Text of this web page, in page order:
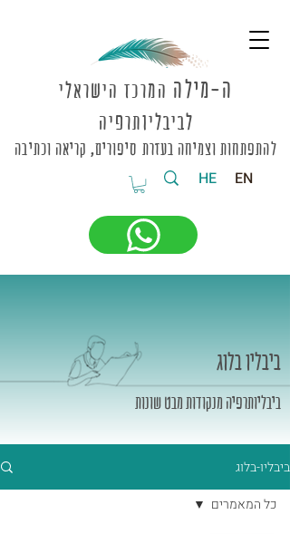
HE EN
ה-מילה המרכז הישראלי
לביבליותרפיה
להתפתחות וצמיחה בעזרת סיפורים, קריאה וכתיבה
ביבליו בלוג
ביבליותרפיה מנקודות מבט שונות
ביבליו-בלוג
כל המאמרים